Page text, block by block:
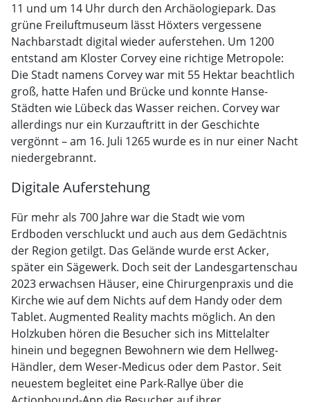
11 und um 14 Uhr durch den Archäologiepark. Das
grüne Freiluftmuseum lässt Höxters vergessene
Nachbarstadt digital wieder auferstehen. Um 1200
entstand am Kloster Corvey eine richtige Metropole:
Die Stadt namens Corvey war mit 55 Hektar beachtlich
groß, hatte Hafen und Brücke und konnte Hanse-
Städten wie Lübeck das Wasser reichen. Corvey war
allerdings nur ein Kurzauftritt in der Geschichte
vergönnt – am 16. Juli 1265 wurde es in nur einer Nacht
niedergebrannt.
Digitale Auferstehung
Für mehr als 700 Jahre war die Stadt wie vom
Erdboden verschluckt und auch aus dem Gedächtnis
der Region getilgt. Das Gelände wurde erst Acker,
später ein Sägewerk. Doch seit der Landesgartenschau
2023 erwachsen Häuser, eine Chirurgenpraxis und die
Kirche wie auf dem Nichts auf dem Handy oder dem
Tablet. Augmented Reality machts möglich. An den
Holzkuben hören die Besucher sich ins Mittelalter
hinein und begegnen Bewohnern wie dem Hellweg-
Händler, dem Weser-Medicus oder dem Pastor. Seit
neuestem begleitet eine Park-Rallye über die